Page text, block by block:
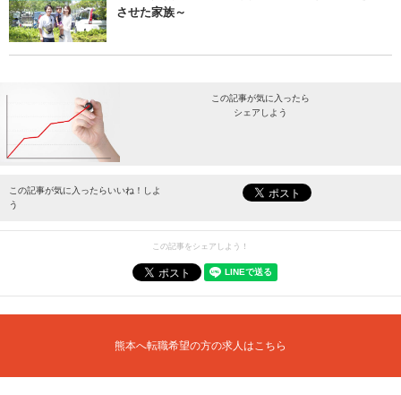
させた家族～
この記事が気に入ったら
シェアしよう
最新情報をお届けします。
この記事が気に入ったらいいね！しよ
う
この記事をシェアしよう！
熊本へ転職希望の方の求人はこちら